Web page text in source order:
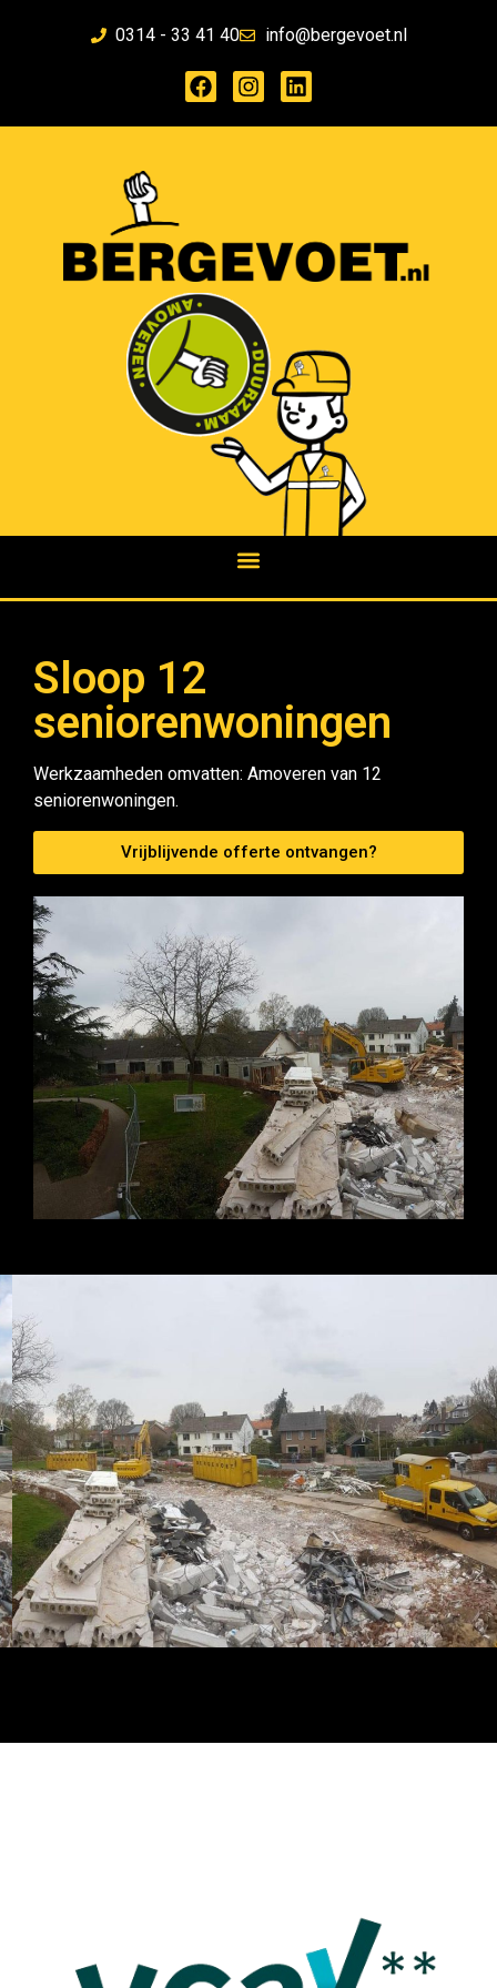
0314 - 33 41 40 info@bergevoet.nl
Sloop 12
seniorenwoningen
Werkzaamheden omvatten: Amoveren van 12
seniorenwoningen.
Vrijblijvende offerte ontvangen?